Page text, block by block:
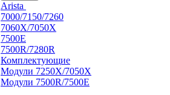
Arista
7000/7150/7260
7060X/7050X
7500E
7500R/7280R
Комплектующие
Модули 7250X/7050X
Модули 7500R/7500E